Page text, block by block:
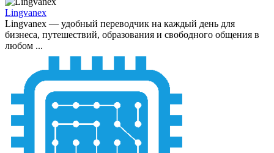
Lingvanex
Lingvanex — удобный переводчик на каждый день для
бизнеса, путешествий, образования и свободного общения в
любом ...